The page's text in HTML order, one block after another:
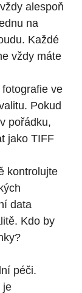
alespoň
na
Každé
vždy máte
ve
Pokud
pořádku,
jako TIFF
kontrolujte
data
Kdo by
péči.
je